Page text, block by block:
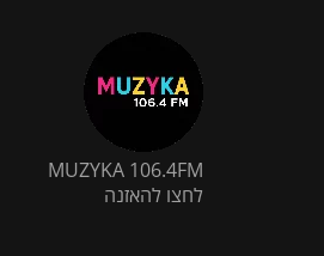
MUZYKA 106.4FM
לחצו להאזנה